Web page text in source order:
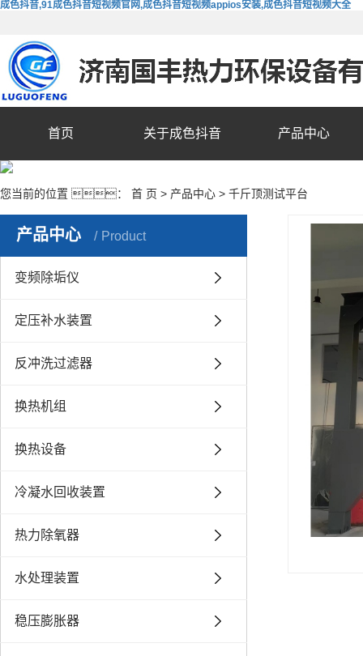
成色抖音,91成色抖音短视频官网,成色抖音短视频appios安装,成色抖音短视频大全
首页 关于成色抖音 产品中心
您当前的位置 ： 首 页 > 产品中心 > 千斤顶测试平台
产品中心 Product
变频除垢仪
定压补水装置
反冲洗过滤器
换热机组
换热设备
冷凝水回收装置
热力除氧器
水处理装置
稳压膨胀器